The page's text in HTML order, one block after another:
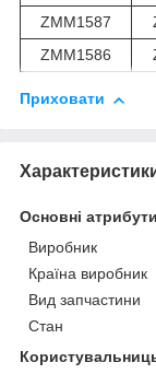
ZMM1587
ZMM1586
Приховати
Основні атрибути
Виробник
Країна виробник
Вид запчастини
Стан